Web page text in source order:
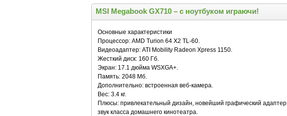
MSI Megabook GX710 – с ноутбуком играючи!
Основные характеристики
Процессор: AMD Turion 64 X2 TL-60.
Видеоадаптер: ATI Mobility Radeon Xpress 1150.
Жесткий диск: 160 Гб.
Экран: 17.1 дюйма WSXGA+.
Память: 2048 Мб.
Дополнительно: встроенная веб-камера.
Вес: 3.4 кг.
Плюсы: привлекательный дизайн, новейший графический
звук класса домашнего кинотеатра.